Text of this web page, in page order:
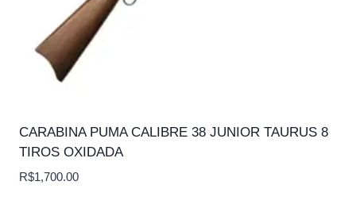
CARABINA PUMA CALIBRE 38 JUNIOR TAURUS 8
TIROS OXIDADA
R$1,700.00